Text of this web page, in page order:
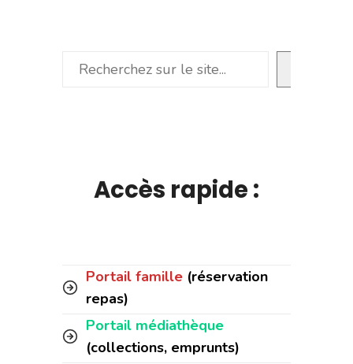
Rechercher
Accès rapide :
Portail famille (réservation
repas)
Portail médiathèque
(collections, emprunts)